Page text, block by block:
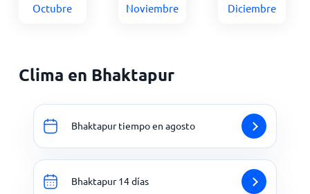
Octubre Noviembre Diciembre
Clima en Bhaktapur
Bhaktapur tiempo en agosto
Bhaktapur 14 días